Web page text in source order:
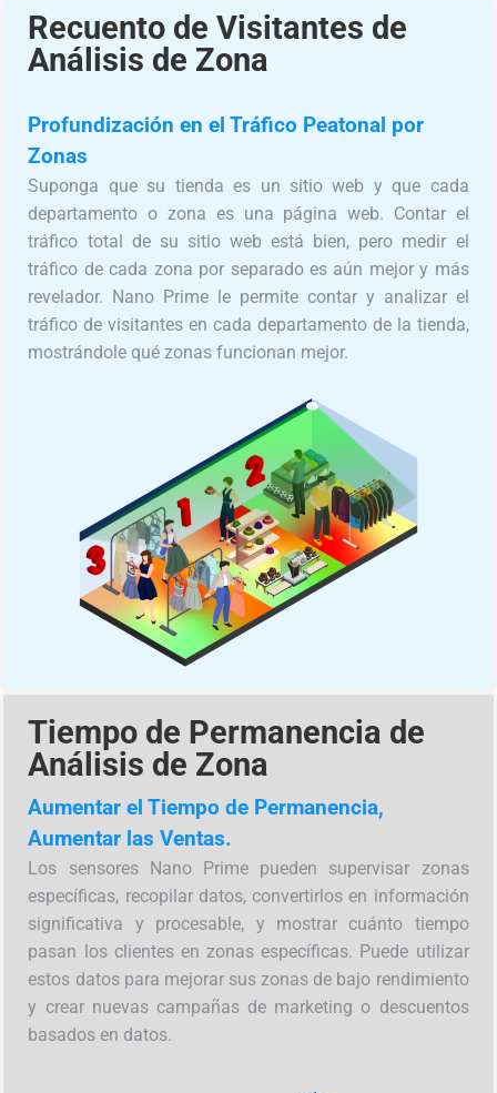
Recuento de Visitantes de
Análisis de Zona
Profundización en el Tráfico Peatonal por
Zonas
Suponga que su tienda es un sitio web y que cada
departamento o zona es una página web. Contar el
tráfico total de su sitio web está bien, pero medir el
tráfico de cada zona por separado es aún mejor y más
revelador. Nano Prime le permite contar y analizar el
tráfico de visitantes en cada departamento de la tienda,
mostrándole qué zonas funcionan mejor.
Tiempo de Permanencia de
Análisis de Zona
Aumentar el Tiempo de Permanencia,
Aumentar las Ventas.
Los sensores Nano Prime pueden supervisar zonas
específicas, recopilar datos, convertirlos en información
significativa y procesable, y mostrar cuánto tiempo
pasan los clientes en zonas específicas. Puede utilizar
estos datos para mejorar sus zonas de bajo rendimiento
y crear nuevas campañas de marketing o descuentos
basados en datos.